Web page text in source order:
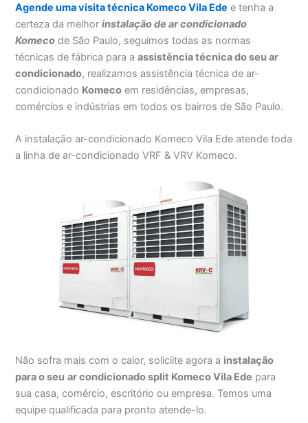
Agende uma visita técnica Komeco Vila Ede e tenha a
certeza da melhorinstalaçãode ar condicionado
Komeco de São Paulo, seguimos todas as normas
técnicas de fábrica para aassistência técnica do seu ar
condicionado, realizamos assistência técnica de ar-
condicionado Komeco em residências, empresas,
comércios e indústrias em todos os bairros de São Paulo.
A instalação ar-condicionado Komeco Vila Ede atende toda
a linha de ar-condicionado VRF & VRV Komeco.
Não sofra mais com o calor, soliciite agora a instalação
para o seu ar condicionado split Komeco Vila Ede para
sua casa, comércio, escritório ou empresa. Temos uma
equipe qualificada para pronto atende-lo.